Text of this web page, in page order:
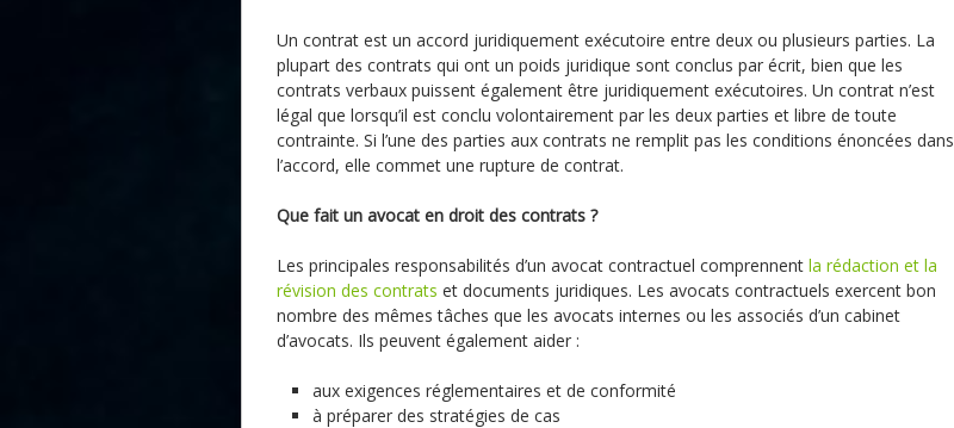
Un contrat est un accord juridiquement exécutoire entre deux ou plusieurs parties. La
plupart des contrats qui ont un poids juridique sont conclus par écrit, bien que les
contrats verbaux puissent également être juridiquement exécutoires. Un contrat n’est
légal que lorsqu’il est conclu volontairement par les deux parties et libre de toute
contrainte. Si l’une des parties aux contrats ne remplit pas les conditions énoncées dans
l’accord, elle commet une rupture de contrat.
Que fait un avocat en droit des contrats ?
Les principales responsabilités d’un avocat contractuel comprennent la rédaction et la
révision des contrats et documents juridiques. Les avocats contractuels exercent bon
nombre des mêmes tâches que les avocats internes ou les associés d’un cabinet
d’avocats. Ils peuvent également aider :
aux exigences réglementaires et de conformité
à préparer des stratégies de cas